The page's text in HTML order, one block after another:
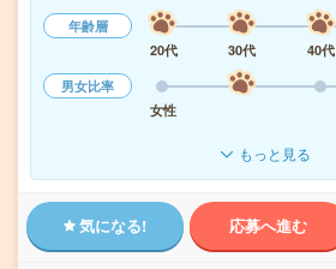
年齢層
20代
30代 40代
男女比率
女性
もっと見る
気になる! 応募へ進む